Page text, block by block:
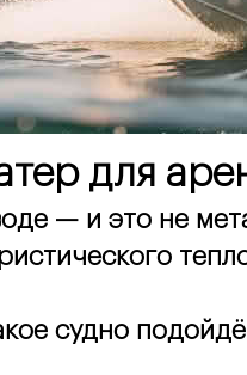
для
— и это не
судно